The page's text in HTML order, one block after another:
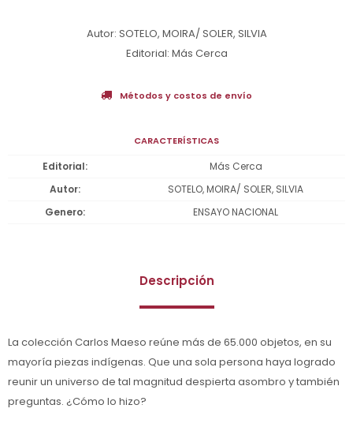
Autor: SOTELO, MOIRA/ SOLER, SILVIA
Editorial: Más Cerca
Métodos y costos de envío
CARACTERÍSTICAS
Editorial
Más Cerca
Autor
SOTELO, MOIRA/ SOLER, SILVIA
Genero
ENSAYO NACIONAL
Descripción
La colección Carlos Maeso reúne más de 65.000 objetos, en su
mayoría piezas indígenas. Que una sola persona haya logrado
reunir un universo de tal magnitud despierta asombro y también
preguntas. ¿Cómo lo hizo?